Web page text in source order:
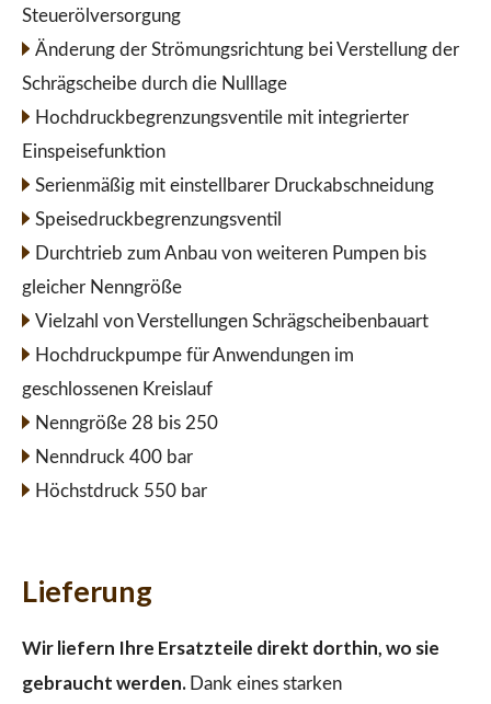
Steuerölversorgung
Änderung der Strömungsrichtung bei Verstellung der
Schrägscheibe durch die Nulllage
Hochdruckbegrenzungsventile mit integrierter
Einspeisefunktion
Serienmäßig mit einstellbarer Druckabschneidung
Speisedruckbegrenzungsventil
Durchtrieb zum Anbau von weiteren Pumpen bis
gleicher Nenngröße
Vielzahl von Verstellungen Schrägscheibenbauart
Hochdruckpumpe für Anwendungen im
geschlossenen Kreislauf
Nenngröße 28 bis 250
Nenndruck 400 bar
Höchstdruck 550 bar
Lieferung
Wir liefern Ihre Ersatzteile direkt dorthin, wo sie
gebraucht werden. Dank eines starken